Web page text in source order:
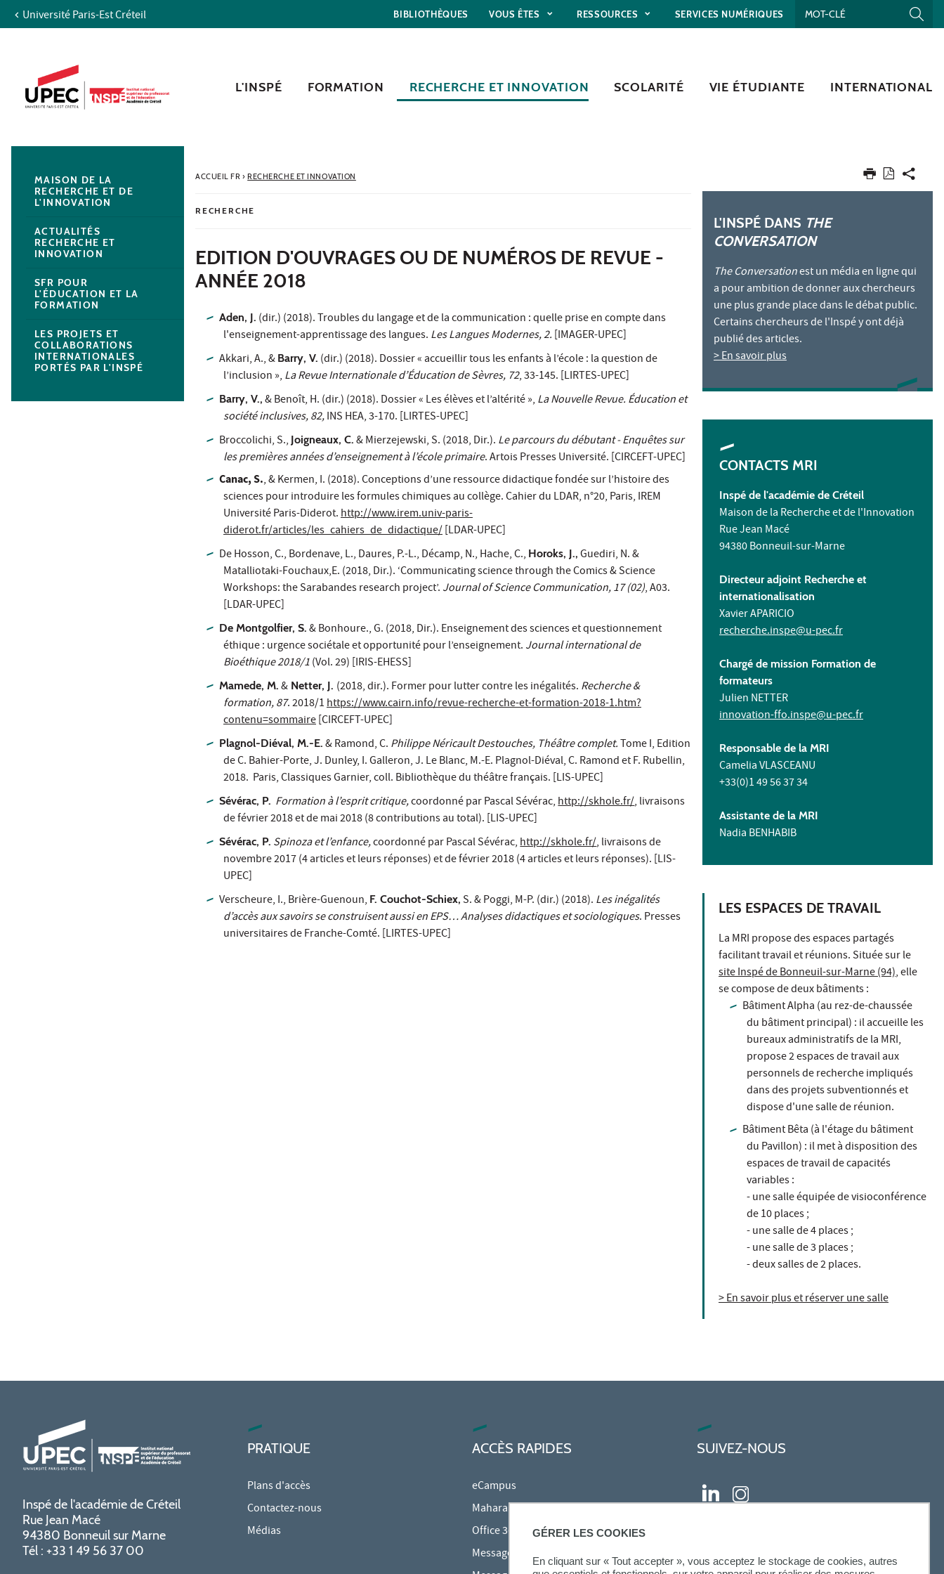
GÉRER LES COOKIES
En cliquant sur « Tout accepter », vous acceptez le stockage de cookies, autres
Aller au contenu
Recherche
Navigation secondaire
Université Paris-Est Créteil BIBLIOTHÈQUES VOUS ÊTES RESSOURCES SERVICES NUMÉRIQUES
L'INSPÉ FORMATION RECHERCHE ET INNOVATION SCOLARITÉ VIE ÉTUDIANTE INTERNATIONAL
ACCUEIL FR› RECHERCHE ET INNOVATION
RECHERCHE
EDITION D'OUVRAGES OU DE NUMÉROS DE REVUE -
ANNÉE 2018
Aden, J. (dir.) (2018). Troubles du langage et de la communication : quelle prise en compte dans
l'enseignement-apprentissage des langues. Les Langues Modernes, 2. [IMAGER-UPEC]
Akkari, A., & Barry, V. (dir.) (2018). Dossier « accueillir tous les enfants à l’école : la question de
l’inclusion », La Revue Internationale d’Éducation de Sèvres, 72, 33-145. [LIRTES-UPEC]
Barry, V., & Benoît, H. (dir.) (2018). Dossier « Les élèves et l’altérité », La Nouvelle Revue. Éducation et
société inclusives, 82,INS HEA, 3-170. [LIRTES-UPEC]
Broccolichi, S.,Joigneaux, C. & Mierzejewski, S. (2018, Dir.). Le parcours du débutant - Enquêtes sur
les premières années d’enseignement à l’école primaire. Artois Presses Université. [CIRCEFT-UPEC]
Canac, S., & Kermen, I. (2018). Conceptions d’une ressource didactique fondée sur l’histoire des
sciences pour introduire les formules chimiques au collège.Cahier du LDAR, n°20, Paris, IREM
Université Paris-Diderot.http://www.irem.univ-paris-
diderot.fr/articles/les_cahiers_de_didactique/[LDAR-UPEC]
De Hosson, C., Bordenave, L., Daures, P.-L., Décamp, N., Hache, C., Horoks, J., Guediri, N. &
Matalliotaki-Fouchaux,E. (2018, Dir.). ‘Communicating science through the Comics & Science
Workshops: the Sarabandes research project’. Journal of Science Communication, 17 (02), A03.
[LDAR-UPEC]
De Montgolfier, S. & Bonhoure., G. (2018, Dir.). Enseignement des sciences et questionnement
éthique : urgence sociétale et opportunité pour l’enseignement. Journal international de
Bioéthique 2018/1(Vol. 29) [IRIS-EHESS]
Mamede, M. & Netter, J. (2018, dir.). Former pour lutter contre les inégalités. Recherche &
formation, 87. 2018/1https://www.cairn.info/revue-recherche-et-formation-2018-1.htm?
contenu=sommaire[CIRCEFT-UPEC]
Plagnol-Diéval, M.-E. & Ramond, C. Philippe Néricault Destouches, Théâtre complet.Tome I, Edition
de C. Bahier-Porte, J. Dunley, I. Galleron, J. Le Blanc, M.-E. Plagnol-Diéval, C. Ramond et F. Rubellin,
2018. Paris, Classiques Garnier, coll. Bibliothèque du théâtre français. [LIS-UPEC]
Sévérac, P. Formation à l’esprit critique,coordonné par Pascal Sévérac,http://skhole.fr/, livraisons
de février 2018 et de mai 2018 (8 contributions au total). [LIS-UPEC]
Sévérac, P. Spinoza et l’enfance,coordonné par Pascal Sévérac,http://skhole.fr/, livraisons de
novembre 2017 (4 articles et leurs réponses) et de février 2018 (4 articles et leurs réponses). [LIS-
UPEC]
Verscheure, I., Brière-Guenoun, F. Couchot-Schiex, S. & Poggi, M-P. (dir.) (2018). Les inégalités
d’accès aux savoirs se construisent aussi en EPS… Analyses didactiques et sociologiques. Presses
universitaires de Franche-Comté. [LIRTES-UPEC]
L'INSPÉ DANS THE
CONVERSATION
The Conversationest un média en ligne qui
a pour ambition de donner aux chercheurs
une plus grande place dans le débat public.
Certains chercheurs de l'Inspé y ont déjà
publié des articles.
> En savoir plus
CONTACTS MRI
Inspé de l'académie de Créteil
Maison de la Recherche et de l'Innovation
Rue Jean Macé
94380 Bonneuil-sur-Marne
Directeur adjoint Recherche et
internationalisation
Xavier APARICIO
recherche.inspe@u-pec.fr
Chargé de mission Formation de
formateurs
Julien NETTER
innovation-ffo.inspe@u-pec.fr
Responsable de la MRI
Camelia VLASCEANU
+33(0)1 49 56 37 34
Assistante de la MRI
Nadia BENHABIB
LES ESPACES DE TRAVAIL
La MRI propose des espaces partagés
facilitant travail et réunions. Située sur le
site Inspé de Bonneuil-sur-Marne (94), elle
se compose de deux bâtiments :
Bâtiment Alpha (au rez-de-chaussée
du bâtiment principal) : il accueille les
bureaux administratifs de la MRI,
propose 2 espaces de travail aux
personnels de recherche impliqués
dans des projets subventionnés et
dispose d'une salle de réunion.
Bâtiment Bêta (à l'étage du bâtiment
du Pavillon) : il met à disposition des
espaces de travail de capacités
variables :
- une salle équipée de visioconférence
de 10 places ;
- une salle de 4 places ;
- une salle de 3 places ;
- deux salles de 2 places.
> En savoir plus et réserver une salle
MAISON DE LA
RECHERCHE ET DE
L'INNOVATION
ACTUALITÉS
RECHERCHE ET
INNOVATION
SFR POUR
L'ÉDUCATION ET LA
FORMATION
LES PROJETS ET
COLLABORATIONS
INTERNATIONALES
PORTÉS PAR L'INSPÉ
Inspé de l'académie de Créteil
Rue Jean Macé
94380 Bonneuil sur Marne
Tél : +33 1 49 56 37 00
PRATIQUE
Plans d'accès
Contactez-nous
Médias
ACCÈS RAPIDES
eCampus
Mahara
Office 365
Messagerie des étudiants
SUIVEZ-NOUS